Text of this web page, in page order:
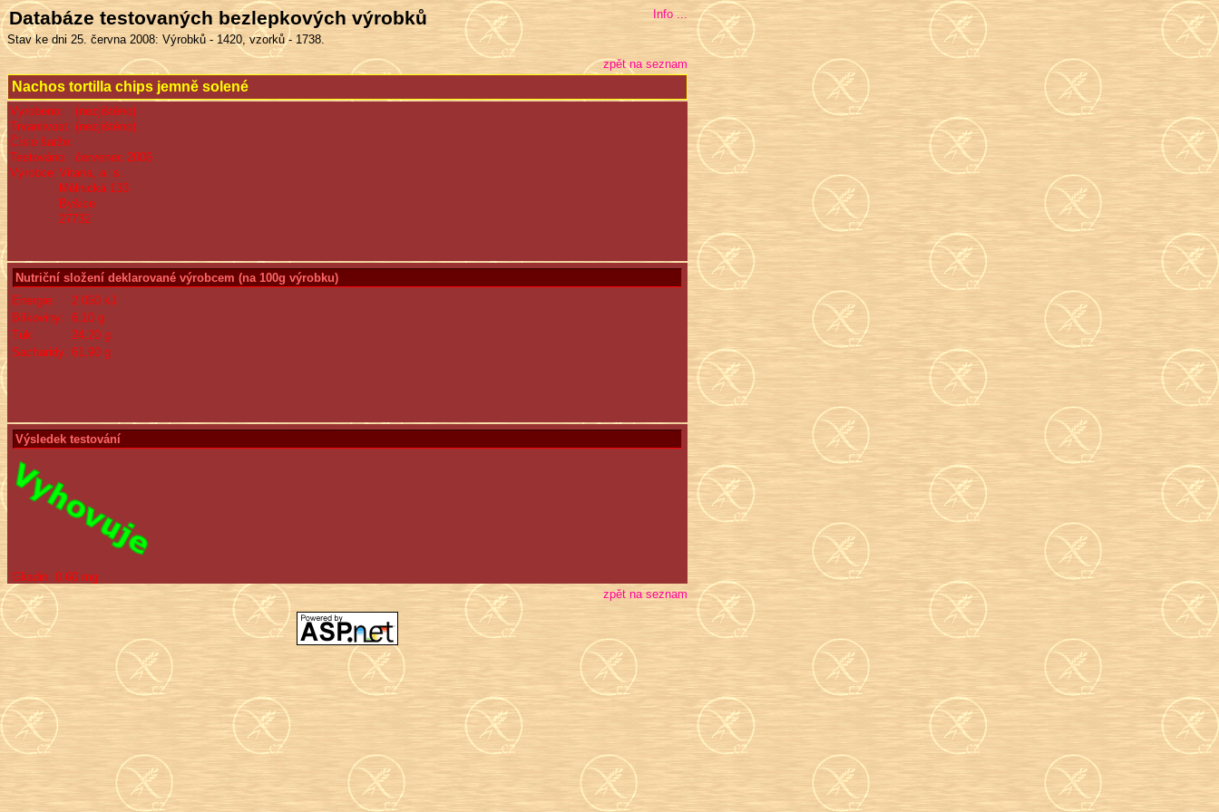
Info ...
Databáze testovaných bezlepkových výrobků
Stav ke dni 25. června 2008: Výrobků - 1420, vzorků - 1738.
zpět na seznam
Nachos tortilla chips jemně solené
Vyrobeno:
(nezjištěno)
Trvanlivost: (nezjištěno)
Číslo šarže:
Testováno: červenec 2006
Výrobce: Vitana, a. s.
Mělnická 133
Byšice
27732
Nutriční složení deklarované výrobcem (na 100g výrobku)
Energie:
2 050 kJ
Bílkoviny: 6,10 g
Tuk:
24,20 g
Sacharidy: 61,90 g
Výsledek testování
Gliadin: 0,60 mg
zpět na seznam